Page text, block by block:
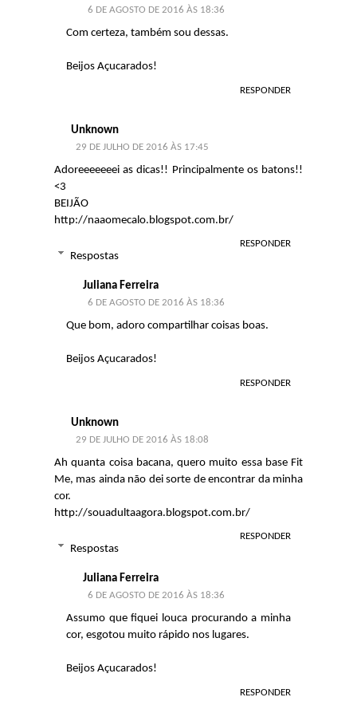
6 DE AGOSTO DE 2016 ÀS 18:36
Com certeza, também sou dessas.
Beijos Açucarados!
RESPONDER
Unknown
29 DE JULHO DE 2016 ÀS 17:45
Adoreeeeeeei as dicas!! Principalmente os batons!!
<3
BEIJÃO
http://naaomecalo.blogspot.com.br/
RESPONDER
Respostas
Juliana Ferreira
6 DE AGOSTO DE 2016 ÀS 18:36
Que bom, adoro compartilhar coisas boas.
Beijos Açucarados!
RESPONDER
Unknown
29 DE JULHO DE 2016 ÀS 18:08
Ah quanta coisa bacana, quero muito essa base Fit
Me, mas ainda não dei sorte de encontrar da minha
cor.
http://souadultaagora.blogspot.com.br/
RESPONDER
Respostas
Juliana Ferreira
6 DE AGOSTO DE 2016 ÀS 18:36
Assumo que fiquei louca procurando a minha
cor, esgotou muito rápido nos lugares.
Beijos Açucarados!
RESPONDER